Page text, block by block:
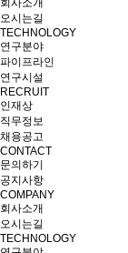
회사소개
오시는길
TECHNOLOGY
연구분야
파이프라인
연구시설
RECRUIT
인재상
직무정보
채용공고
CONTACT
문의하기
공지사항
COMPANY
회사소개
오시는길
TECHNOLOGY